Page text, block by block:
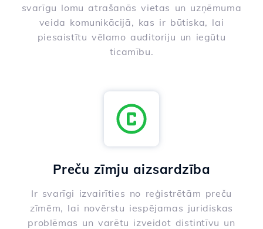
svarīgu lomu atrašanās vietas un uzņēmuma
veida komunikācijā, kas ir būtiska, lai
piesaistītu vēlamo auditoriju un iegūtu
ticamību.
Preču zīmju aizsardzība
Ir svarīgi izvairīties no reģistrētām preču
zīmēm, lai novērstu iespējamas juridiskas
problēmas un varētu izveidot distintīvu un